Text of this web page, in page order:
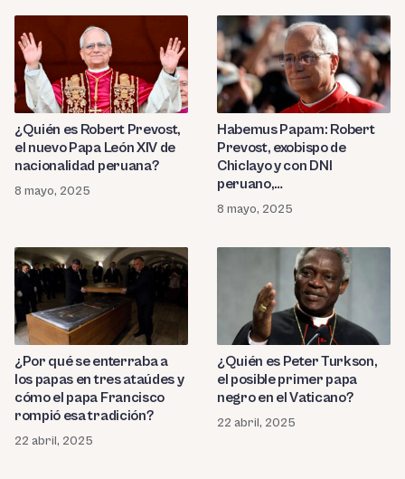
¿Quién es Robert Prevost,
el nuevo Papa León XIV de
nacionalidad peruana?
8 mayo, 2025
Habemus Papam: Robert
Prevost, exobispo de
Chiclayo y con DNI
peruano,
es el nuevo pontífice
8 mayo, 2025
¿Por qué se enterraba a
los papas en tres ataúdes y
cómo el papa Francisco
rompió esa tradición?
22 abril, 2025
¿Quién es Peter Turkson,
el posible primer papa
negro en el Vaticano?
22 abril, 2025